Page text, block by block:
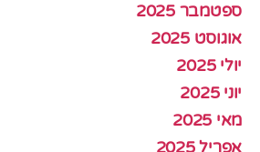
ספטמבר 2025
אוגוסט 2025
יולי 2025
יוני 2025
מאי 2025
אפריל 2025